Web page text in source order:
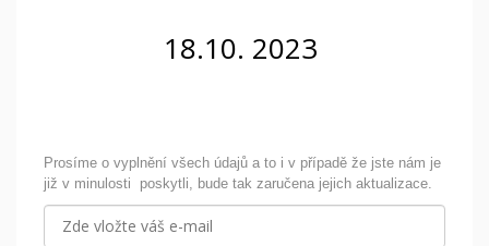
18.10. 2023
Prosíme o vyplnění všech údajů a to i v případě že jste nám je
již v minulosti poskytli, bude tak zaručena jejich aktualizace.